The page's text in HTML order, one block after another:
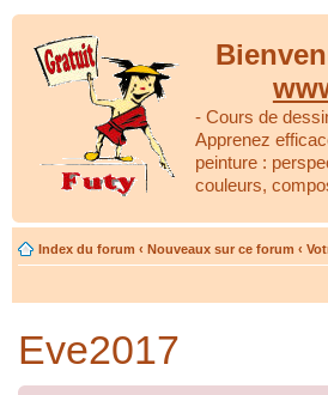
- Cours de
Apprenez
peinture :
couleurs,
Index du forum ‹ Nouveaux sur ce forum ‹
Eve2017